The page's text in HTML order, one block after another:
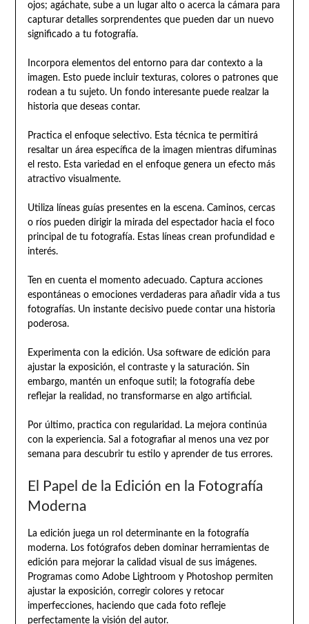
ojos; agáchate, sube a un lugar alto o acerca la cámara para
capturar detalles sorprendentes que pueden dar un nuevo
significado a tu fotografía.
Incorpora elementos del entorno para dar contexto a la
imagen. Esto puede incluir texturas, colores o patrones que
rodean a tu sujeto. Un fondo interesante puede realzar la
historia que deseas contar.
Practica el enfoque selectivo. Esta técnica te permitirá
resaltar un área específica de la imagen mientras difuminas
el resto. Esta variedad en el enfoque genera un efecto más
atractivo visualmente.
Utiliza líneas guías presentes en la escena. Caminos, cercas
o ríos pueden dirigir la mirada del espectador hacia el foco
principal de tu fotografía. Estas líneas crean profundidad e
interés.
Ten en cuenta el momento adecuado. Captura acciones
espontáneas o emociones verdaderas para añadir vida a tus
fotografías. Un instante decisivo puede contar una historia
poderosa.
Experimenta con la edición. Usa software de edición para
ajustar la exposición, el contraste y la saturación. Sin
embargo, mantén un enfoque sutil; la fotografía debe
reflejar la realidad, no transformarse en algo artificial.
Por último, practica con regularidad. La mejora continúa
con la experiencia. Sal a fotografiar al menos una vez por
semana para descubrir tu estilo y aprender de tus errores.
El Papel de la Edición en la Fotografía
Moderna
La edición juega un rol determinante en la fotografía
moderna. Los fotógrafos deben dominar herramientas de
edición para mejorar la calidad visual de sus imágenes.
Programas como Adobe Lightroom y Photoshop permiten
ajustar la exposición, corregir colores y retocar
imperfecciones, haciendo que cada foto refleje
perfectamente la visión del autor.